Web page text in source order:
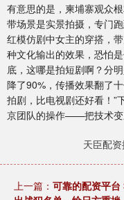
有意思的是，柬埔寨观众
带场景是实景拍摄，专门
红模仿剧中女主的穿搭，
种文化输出的效果，恐怕
底，这哪是拍短剧啊？分
降了90%，传播效果翻了
拍剧，比电视剧还好看！”
京团队的操作——把技术变
天臣配
上一篇： 可靠的配资平